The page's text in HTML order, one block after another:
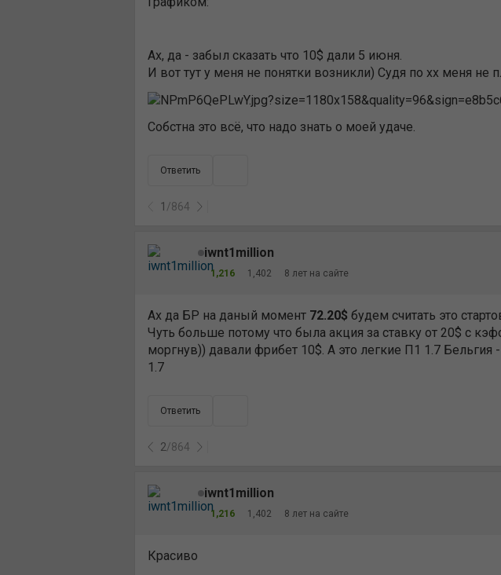
Ах, да - забыл сказать что 10$ дали 5 июня.
И вот тут у меня не понятки возникли) Судя по хх меня не
Собстна это всё, что надо знать о моей удаче.
Ответить
1 /864
iwnt1million
1,216 1,402 8 лет на сайте
Ах да БР на даный момент 72.20$ будем считать это
Чуть больше потому что была акция за ставку от 20$ с
моргнув)) давали фрибет 10$. А это легкие П1 1.7
1.7
Ответить
2/864
iwnt1million
1,216 1,402 8 лет на сайте
Красиво